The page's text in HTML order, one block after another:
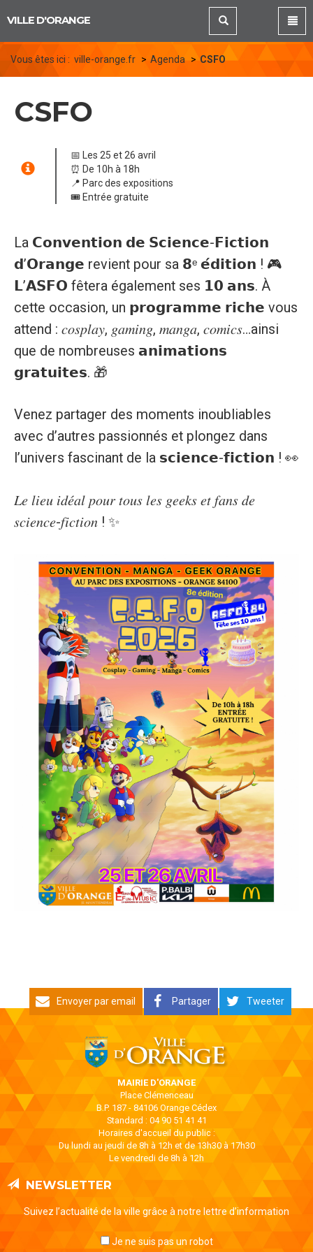
VILLE D'ORANGE
Vous êtes ici : ville-orange.fr Agenda CSFO
CSFO
📅 Les 25 et 26 avril
⏰ De 10h à 18h
📍 Parc des expositions
🎟️ Entrée gratuite
La 𝗖𝗼𝗻𝘃𝗲𝗻𝘁𝗶𝗼𝗻 𝗱𝗲 𝗦𝗰𝗶𝗲𝗻𝗰𝗲-𝗙𝗶𝗰𝘁𝗶𝗼𝗻
𝗱’𝗢𝗿𝗮𝗻𝗴𝗲 revient pour sa 𝟴ᵉ 𝗲́𝗱𝗶𝘁𝗶𝗼𝗻 ! 🎮
𝗟’𝗔𝗦𝗙𝗢 fêtera également ses 𝟭𝟬 𝗮𝗻𝘀. À
cette occasion, un 𝗽𝗿𝗼𝗴𝗿𝗮𝗺𝗺𝗲 𝗿𝗶𝗰𝗵𝗲 vous
attend : 𝑐𝑜𝑠𝑝𝑙𝑎𝑦, 𝑔𝑎𝑚𝑖𝑛𝑔, 𝑚𝑎𝑛𝑔𝑎, 𝑐𝑜𝑚𝑖𝑐𝑠…ainsi
que de nombreuses 𝗮𝗻𝗶𝗺𝗮𝘁𝗶𝗼𝗻𝘀
𝗴𝗿𝗮𝘁𝘂𝗶𝘁𝗲𝘀. 🎁
Venez partager des moments inoubliables
avec d’autres passionnés et plongez dans
l’univers fascinant de la 𝘀𝗰𝗶𝗲𝗻𝗰𝗲-𝗳𝗶𝗰𝘁𝗶𝗼𝗻 ! 👀
𝐿𝑒 𝑙𝑖𝑒𝑢 𝑖𝑑𝑒́𝑎𝑙 𝑝𝑜𝑢𝑟 𝑡𝑜𝑢𝑠 𝑙𝑒𝑠 𝑔𝑒𝑒𝑘𝑠 𝑒𝑡 𝑓𝑎𝑛𝑠 𝑑𝑒
𝑠𝑐𝑖𝑒𝑛𝑐𝑒-𝑓𝑖𝑐𝑡𝑖𝑜𝑛 ! ✨
Envoyer par email Partager Tweeter
MAIRIE D'ORANGE
Place Clémenceau
B.P. 187 - 84106 Orange Cédex
Standard : 04 90 51 41 41
Horaires d'accueil du public :
Du lundi au jeudi de 8h à 12h et de 13h30 à 17h30
Le vendredi de 8h à 12h
NEWSLETTER
Suivez l’actualité de la ville grâce à notre lettre d’information
Je ne suis pas un robot